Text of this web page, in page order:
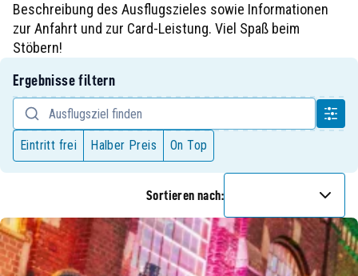
Beschreibung des Ausflugszieles sowie Informationen
zur Anfahrt und zur Card-Leistung. Viel Spaß beim
Stöbern!
Ergebnisse filtern
Eintritt frei Halber Preis On Top
Sortieren nach: